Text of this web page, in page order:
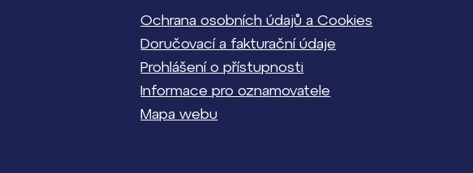
Ochrana osobních údajů a Cookies
Doručovací a fakturační údaje
Prohlášení o přístupnosti
Informace pro oznamovatele
Mapa webu